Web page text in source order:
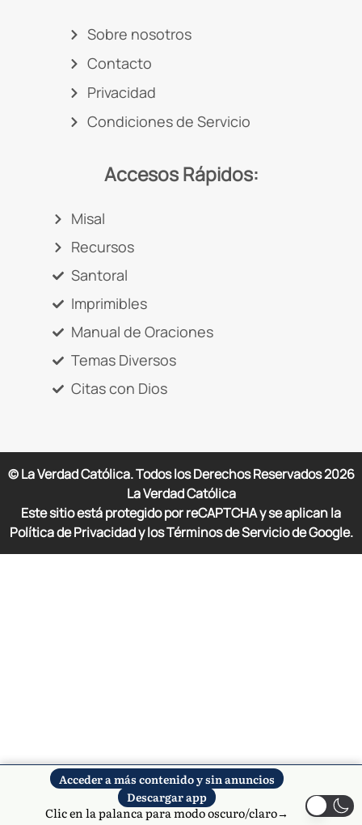
Sobre nosotros
Contacto
Privacidad
Condiciones de Servicio
Accesos Rápidos:
Misal
Recursos
Santoral
Imprimibles
Manual de Oraciones
Temas Diversos
Citas con Dios
© La Verdad Católica. Todos los Derechos Reservados2026
La Verdad Católica
Este sitio está protegido por reCAPTCHA y se aplican la
Política de Privacidad y los Términos de Servicio de Google.
Acceder a más contenido y sin anuncios
Descargar app
Clic en la palanca para modo oscuro/claro→